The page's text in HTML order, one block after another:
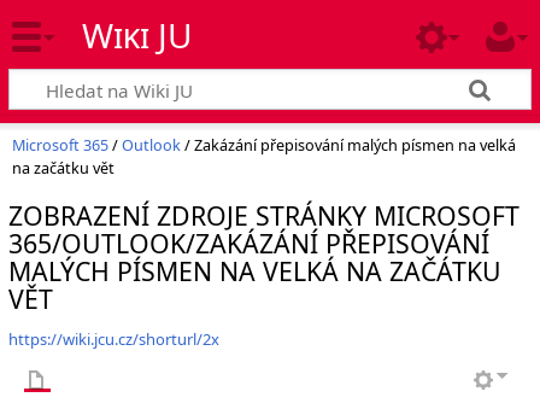
Wiki JU
Microsoft 365/Outlook/ Zakázání přepisování malých písmen na velká
na začátku vět
ZOBRAZENÍ ZDROJE STRÁNKY MICROSOFT
365/OUTLOOK/ZAKÁZÁNÍ PŘEPISOVÁNÍ
MALÝCH PÍSMEN NA VELKÁ NA ZAČÁTKU
VĚT
https://wiki.jcu.cz/shorturl/2x